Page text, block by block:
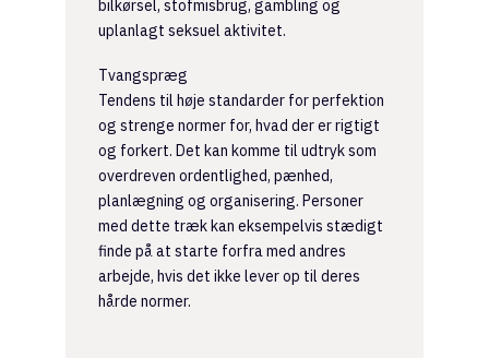
bilkørsel, stofmisbrug, gambling og
uplanlagt seksuel aktivitet.
Tvangspræg
Tendens til høje standarder for perfektion
og strenge normer for, hvad der er rigtigt
og forkert. Det kan komme til udtryk som
overdreven ordentlighed, pænhed,
planlægning og organisering. Personer
med dette træk kan eksempelvis stædigt
finde på at starte forfra med andres
arbejde, hvis det ikke lever op til deres
hårde normer.